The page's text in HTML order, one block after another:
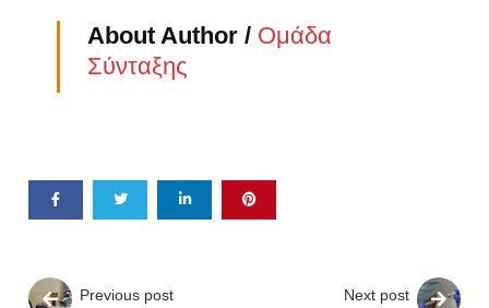
About Author / Ομάδα
Σύνταξης
Previous post Next post